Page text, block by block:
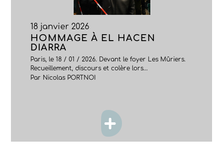
18 janvier 2026
HOMMAGE À EL HACEN
DIARRA
Paris, le 18 / 01 / 2026. Devant le foyer Les Mûriers.
Recueillement, discours et colère lors...
Par Nicolas PORTNOI